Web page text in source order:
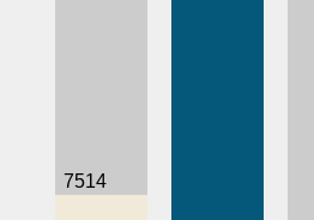
7514